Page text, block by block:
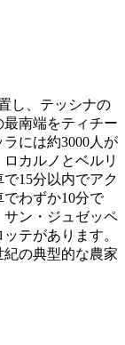
し、テッシナの
南端をティチー
には約3000人が
カルノとベルリ
15分以内でアク
わずか10分で
ン・ジュゼッペ
テがあります。
の典型的な農家